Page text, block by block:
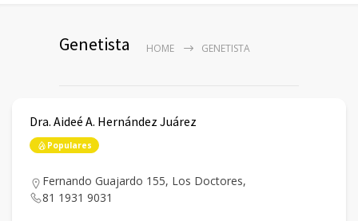
Genetista HOME GENETISTA
Dra. Aideé A. Hernández Juárez
Populares
Fernando Guajardo 155, Los Doctores,
81 1931 9031